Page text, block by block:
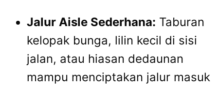
Jalur Aisle Sederhana: Taburan
kelopak bunga, lilin kecil di sisi
jalan, atau hiasan dedaunan
mampu menciptakan jalur masuk